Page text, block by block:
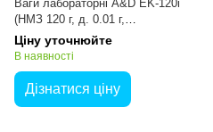
Ваги лабораторні A&D EK-120i
(НМЗ 120 г, д. 0.01 г,
платформа Ø110 мм)
Ціну уточнюйте
В наявності
Дізнатися ціну